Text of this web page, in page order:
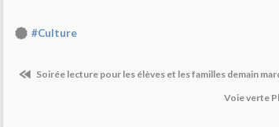
#Culture
Soirée lecture pour les élèves et les familles demain
Voie verte